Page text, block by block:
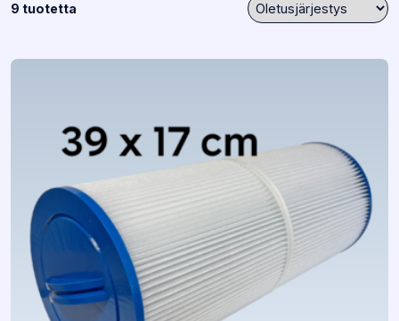
9 tuotetta